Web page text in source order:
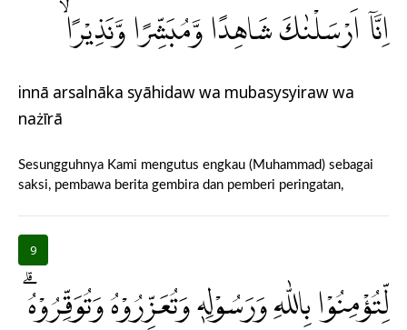
اِنَّآ اَرْسَلْنٰكَ شَاهِدًا وَّمُبَشِّرًا وَّنَذِيْرًاۙ
innā arsalnāka syāhidaw wa mubasysyiraw wa
nażīrā
Sesungguhnya Kami mengutus engkau (Muhammad) sebagai
saksi, pembawa berita gembira dan pemberi peringatan,
9
لِّتُؤْمِنُوْا بِاللّٰهِ وَرَسُوْلِهٖ وَتُعَزِّرُوْهُ وَتُوَقِّرُوْهُۗ